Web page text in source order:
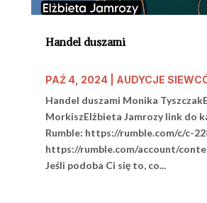
Handel duszami
PAŹ 4, 2024| AUDYCJE
Handel duszami Monika
MorkiszElżbieta Jamrozy link do
Rumble: https://rumble.com/c/c-
https://rumble.com/account/
Jeśli podoba Ci się to, co...